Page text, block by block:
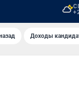
Доходы